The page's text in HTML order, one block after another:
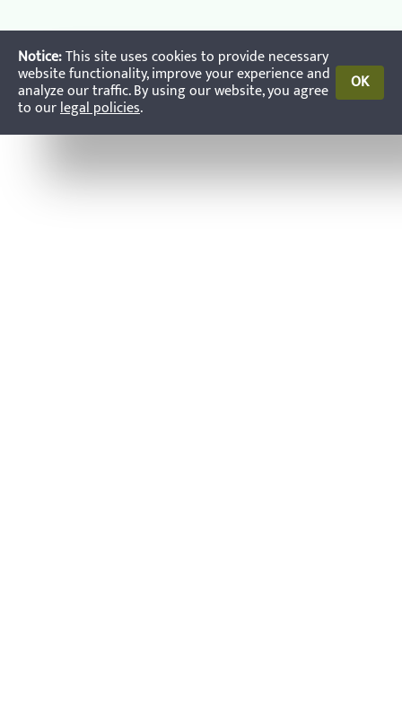
Notice:This site uses cookies to provide necessary
website functionality, improve your experience and
analyze our traffic. By using our website, you agree
to ourlegal policies.
OK